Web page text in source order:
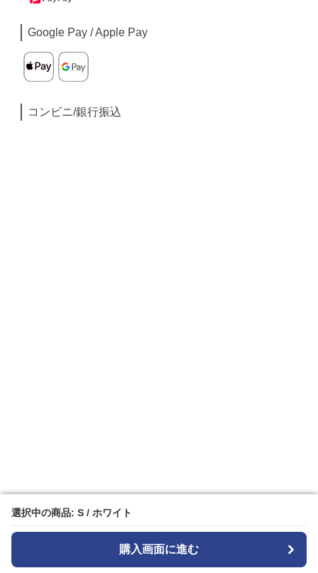
選択中の商品: S / ホワイト
購入画面に進む
選択中の商品: S / ホワイト
購入画面に進む
Google Pay / Apple Pay
コンビニ/銀行振込